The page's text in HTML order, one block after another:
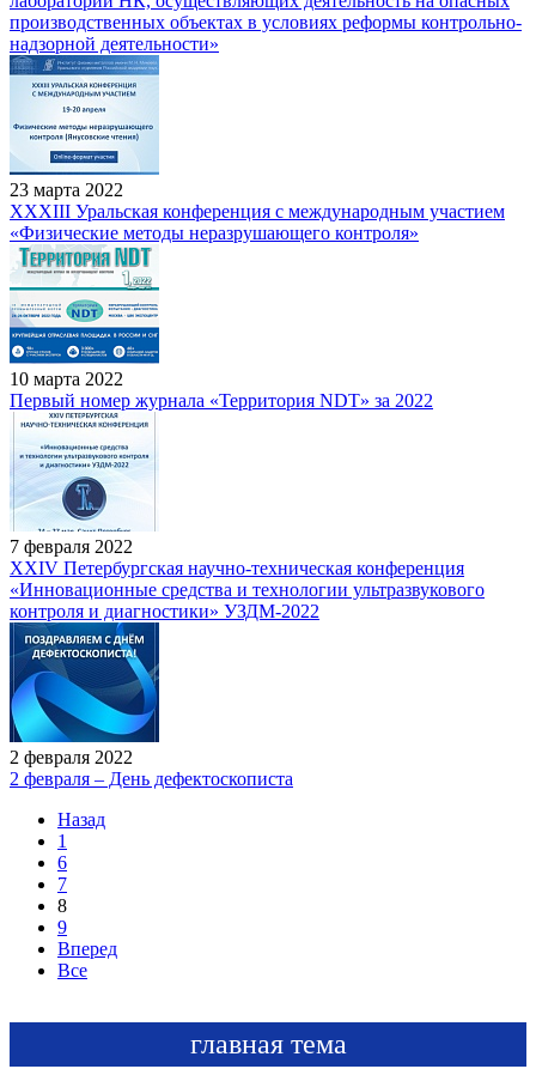
производственных объектах в условиях реформы контрольно-
надзорной деятельности»
23 марта 2022
XXXIII Уральская конференция с международным участием
«Физические методы неразрушающего контроля»
10 марта 2022
Первый номер журнала «Территория NDT» за 2022
7 февраля 2022
XXIV Петербургская научно-техническая конференция
«Инновационные средства и технологии ультразвукового
контроля и диагностики» УЗДМ-2022
2 февраля 2022
2 февраля – День дефектоскописта
Назад
1
6
7
8
9
Вперед
Все
главная тема